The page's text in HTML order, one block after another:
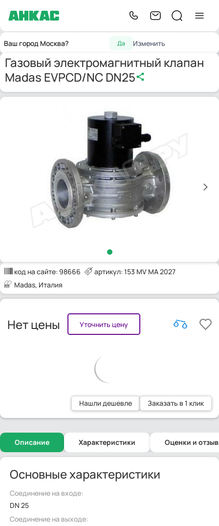
Ваш город Москва? Да Изменить
Главнаядля горелок
Газовый электромагнитный клапан
Madas EVPCD/NC DN25
Газовый электромагнитный клапан
Madas EVPCD/NC DN25
код на сайте: 98666
артикул: 153 MV MA 2027
Madas, Италия
Нет цены Уточнить цену
Нашли дешевле Заказать в 1 клик
Описание Характеристики Оценки и
Основные характеристики
Соединение на входе:
DN 25
Соединение на выходе: